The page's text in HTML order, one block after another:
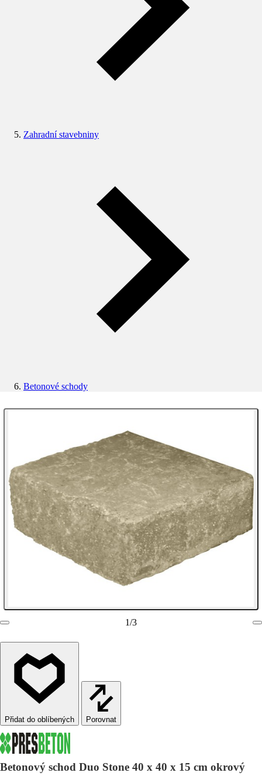
Zahradní stavebniny
Betonové schody
1/3
Porovnat
Betonový schod Duo Stone 40 x 40 x 15 cm okrový